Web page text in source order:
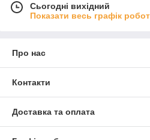
Сьогодні вихідний
Показати весь графік
Про нас
Контакти
Доставка та оплата